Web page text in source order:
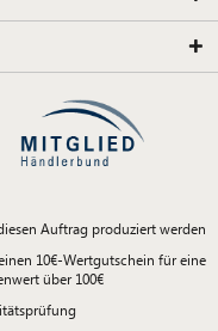
Auftrag produziert werden
10€-Wertgutschein für eine
über 100€